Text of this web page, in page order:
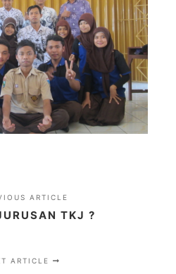
ARTICLE
TKJ ?
ARTICLE